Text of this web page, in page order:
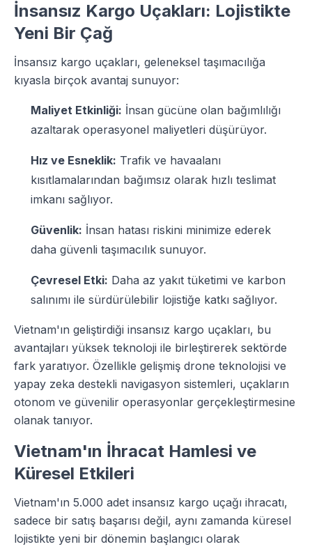
İnsansız Kargo Uçakları: Lojistikte
Yeni Bir Çağ
İnsansız kargo uçakları, geleneksel taşımacılığa
kıyasla birçok avantaj sunuyor:
Maliyet Etkinliği: İnsan gücüne olan bağımlılığı
azaltarak operasyonel maliyetleri düşürüyor.
Hız ve Esneklik: Trafik ve havaalanı
kısıtlamalarından bağımsız olarak hızlı teslimat
imkanı sağlıyor.
Güvenlik: İnsan hatası riskini minimize ederek
daha güvenli taşımacılık sunuyor.
Çevresel Etki: Daha az yakıt tüketimi ve karbon
salınımı ile sürdürülebilir lojistiğe katkı sağlıyor.
Vietnam'ın geliştirdiği insansız kargo uçakları, bu
avantajları yüksek teknoloji ile birleştirerek sektörde
fark yaratıyor. Özellikle gelişmiş drone teknolojisi ve
yapay zeka destekli navigasyon sistemleri, uçakların
otonom ve güvenilir operasyonlar gerçekleştirmesine
olanak tanıyor.
Vietnam'ın İhracat Hamlesi ve
Küresel Etkileri
Vietnam'ın 5.000 adet insansız kargo uçağı ihracatı,
sadece bir satış başarısı değil, aynı zamanda küresel
lojistikte yeni bir dönemin başlangıcı olarak